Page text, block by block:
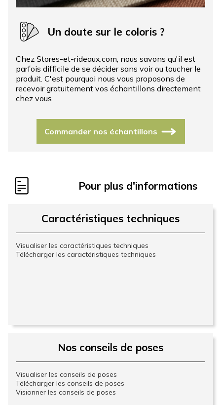
Un doute sur le coloris ?
Chez Stores-et-rideaux.com, nous savons qu'il est
parfois difficile de se décider sans voir ou toucher le
produit. C'est pourquoi nous vous proposons de
recevoir gratuitement vos échantillons directement
chez vous.
Commander nos échantillons
Pour plus d'informations
Caractéristiques techniques
Visualiser les caractéristiques techniques
Télécharger les caractéristiques techniques
Nos conseils de poses
Visualiser les conseils de poses
Télécharger les conseils de poses
Visionner les conseils de poses